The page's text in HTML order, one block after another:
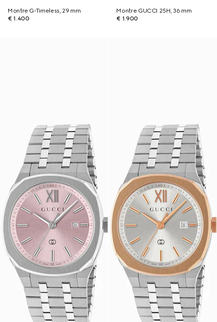
Montre G-Timeless, 29 mm
€ 1.400
Montre GUCCI 25H, 36 mm
€ 1.900